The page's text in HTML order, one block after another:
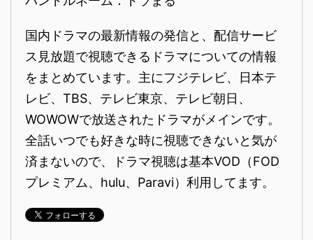
国内ドラマの最新情報の発信と、配信サービ
ス見放題で視聴できるドラマについての情報
をまとめています。主にフジテレビ、日本テ
レビ、TBS、テレビ東京、テレビ朝日、
WOWOWで放送されたドラマがメインです。
全話いつでも好きな時に視聴できないと気が
済まないので、ドラマ視聴は基本VOD（FOD
プレミアム、hulu、Paravi）利用してます。